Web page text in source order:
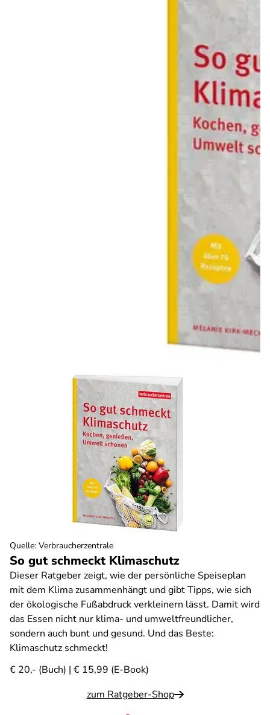
So gut schmeckt Klimaschutz
Dieser Ratgeber zeigt, wie der persönliche Speiseplan
mit dem Klima zusammenhängt und gibt Tipps, wie sich
der ökologische Fußabdruck verkleinern lässt. Damit wird
das Essen nicht nur klima- und umweltfreundlicher,
sondern auch bunt und gesund. Und das Beste:
Klimaschutz schmeckt!
€ 20,- (Buch) | € 15,99 (E-Book)
zum Ratgeber-Shop
Quelle: Verbraucherzentrale